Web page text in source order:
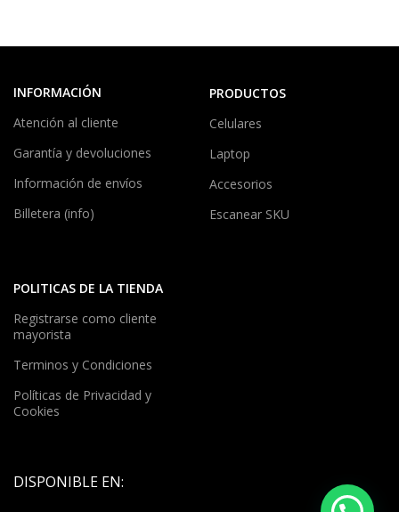
INFORMACIÓN
Atención al cliente
Garantía y devoluciones
Información de envíos
Billetera (info)
PRODUCTOS
Celulares
Laptop
Accesorios
Escanear SKU
POLITICAS DE LA TIENDA
Registrarse como cliente
mayorista
Terminos y Condiciones
Políticas de Privacidad y
Cookies
DISPONIBLE EN: